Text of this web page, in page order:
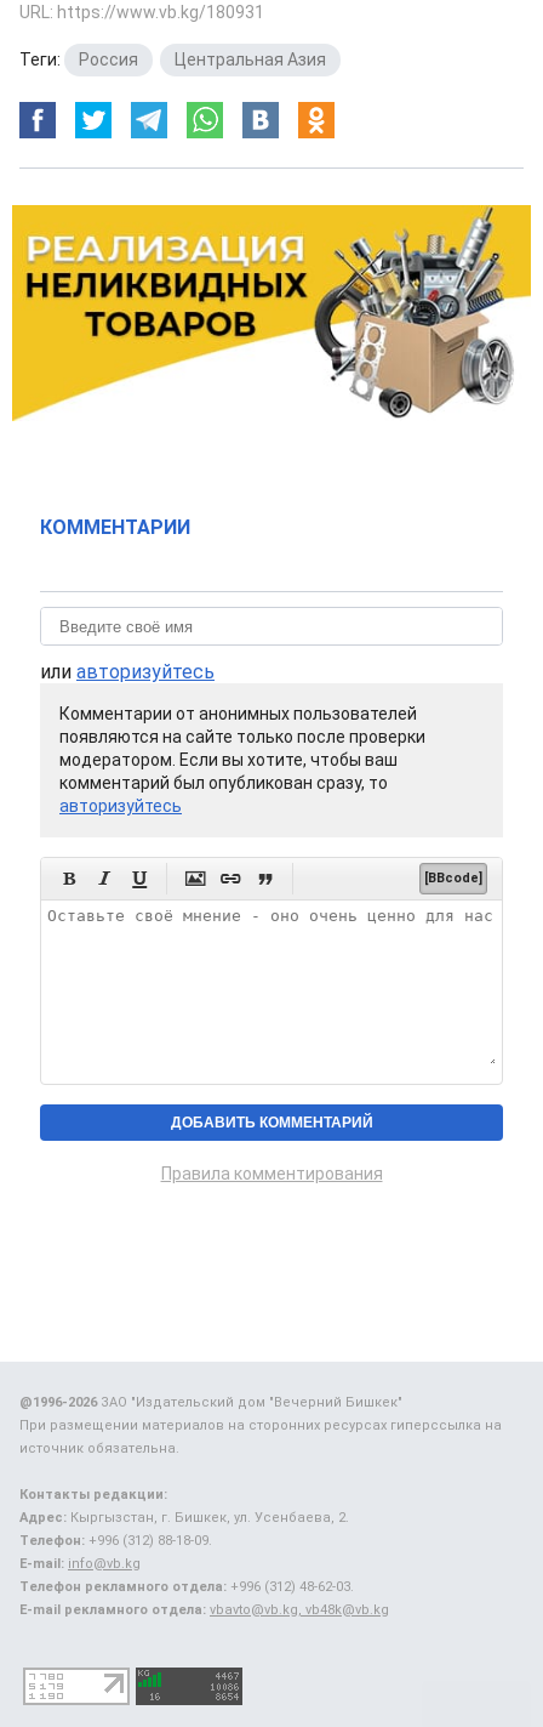
URL: https://www.vb.kg/180931
Теги: Россия Центральная Азия
КОММЕНТАРИИ
или авторизуйтесь
Комментарии от анонимных пользователей
появляются на сайте только после проверки
модератором. Если вы хотите, чтобы ваш
комментарий был опубликован сразу, то
авторизуйтесь
      [BBcode]
Правила комментирования
@1996-2026ЗАО "Издательский дом "Вечерний Бишкек"
При размещении материалов на сторонних ресурсах гиперссылка на
источник обязательна.
Контакты редакции:
Адрес: Кыргызстан, г. Бишкек, ул. Усенбаева, 2.
Телефон: +996 (312) 88-18-09.
E-mail: info@vb.kg
Телефон рекламного отдела: +996 (312) 48-62-03.
E-mail рекламного отдела: vbavto@vb.kg, vb48k@vb.kg